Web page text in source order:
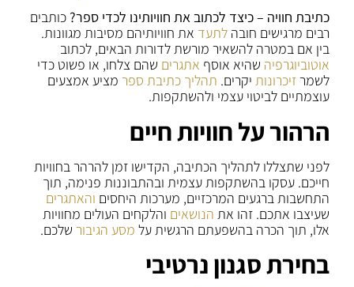
כתיבת חוויה – כיצד לכתוב את חוויותינו לכדי ספר?כותבים
רבים מרגישים חובהלתעד את חוויותיהם מסיבות מגוונות.
בין אם במטרה להשאיר מורשת לדורות הבאים, לכתוב
אוטוביוגרפיה שהיא אוסף אתגרים שהם צלחו, או פשוט כדי
לשמרזיכרונות יקרים. תהליך כתיבת ספר מציע אמצעים
עוצמתיים לביטוי עצמי ולהשתקפות.
הרהור על חוויות חיים
לפני שתצללו לתהליך הכתיבה, הקדישו זמן להרהר בחוויות
חייכם. עסקו בהשתקפות עצמית ובהתבוננות פנימה, תוך
התחשבות ברגעים המרכזיים, מערכות היחסים והאתגרים
שעיצבו אתכם. זהו את הנושאים והלקחים העולים מחוויות
אלו, תוך הכרה בהשפעתם הרגשית על מסע הגיבור שלכם.
בחירת סגנון נרטיבי